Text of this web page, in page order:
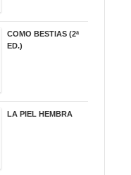
COMO BESTIAS (2ª
ED.)
LA PIEL HEMBRA